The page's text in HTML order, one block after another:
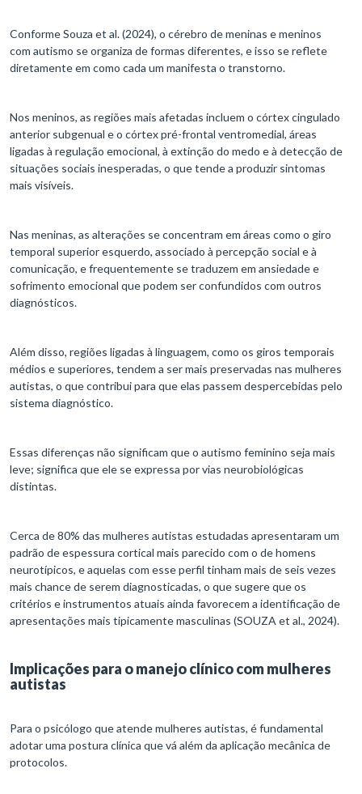
Conforme Souza et al. (2024), o cérebro de meninas e meninos
com autismo se organiza de formas diferentes, e isso se reflete
diretamente em como cada um manifesta o transtorno.
Nos meninos, as regiões mais afetadas incluem o córtex cingulado
anterior subgenual e o córtex pré-frontal ventromedial, áreas
ligadas à regulação emocional, à extinção do medo e à detecção de
situações sociais inesperadas, o que tende a produzir sintomas
mais visíveis.
Nas meninas, as alterações se concentram em áreas como o giro
temporal superior esquerdo, associado à percepção social e à
comunicação, e frequentemente se traduzem em ansiedade e
sofrimento emocional que podem ser confundidos com outros
diagnósticos.
Além disso, regiões ligadas à linguagem, como os giros temporais
médios e superiores, tendem a ser mais preservadas nas mulheres
autistas, o que contribui para que elas passem despercebidas pelo
sistema diagnóstico.
Essas diferenças não significam que o autismo feminino seja mais
leve; significa que ele se expressa por vias neurobiológicas
distintas.
Cerca de 80% das mulheres autistas estudadas apresentaram um
padrão de espessura cortical mais parecido com o de homens
neurotípicos, e aquelas com esse perfil tinham mais de seis vezes
mais chance de serem diagnosticadas, o que sugere que os
critérios e instrumentos atuais ainda favorecem a identificação de
apresentações mais tipicamente masculinas (SOUZA et al., 2024).
Implicações para o manejo clínico com mulheres
autistas
Para o psicólogo que atende mulheres autistas, é fundamental
adotar uma postura clínica que vá além da aplicação mecânica de
protocolos.